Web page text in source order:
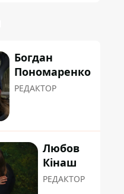
Богдан
Пономаренко
РЕДАКТОР
Любов
Кінаш
РЕДАКТОР